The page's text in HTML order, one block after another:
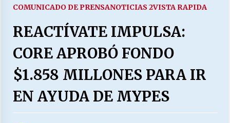
03/08/2026
LA DC POR SIEMPRE.RECORDANDO 69 AÑOS DE
28/07/2026
“ORGULLOSOS DE SER DC” SALUDA EL
27/07/2026
COMUNICADO DE PRENSANOTICIAS 2VISTA RAPIDA
REACTÍVATE IMPULSA:
CORE APROBÓ FONDO
$1.858 MILLONES PARA IR
EN AYUDA DE MYPES